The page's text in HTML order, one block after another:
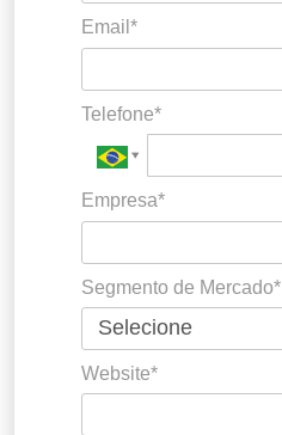
Email*
Telefone*
Empresa*
Segmento de Mercado*
Website*